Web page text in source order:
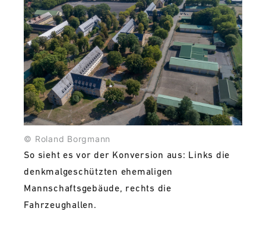
© Roland Borgmann
So sieht es vor der Konversion aus: Links die
denkmalgeschützten ehemaligen
Mannschaftsgebäude, rechts die
Fahrzeughallen.